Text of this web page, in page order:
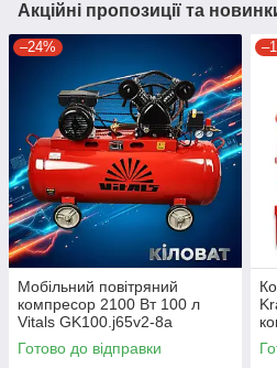
Акційні пропозиції та
–24%
Мобільний повітряний
компресор 2100 Вт 100 л
Vitals GK100.j65v2-8a
поршневий компресор з
ремінним приводом
Готово до відправки